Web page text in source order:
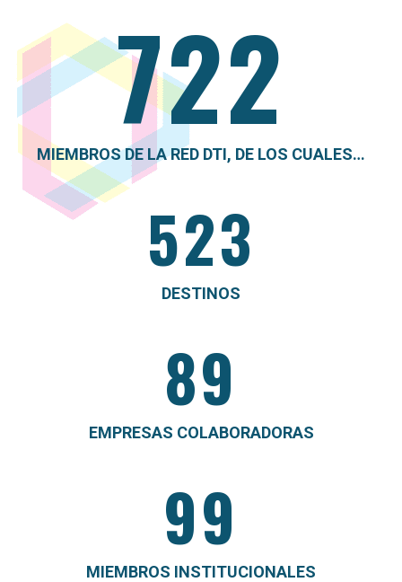
722
MIEMBROS DE LA RED DTI, DE LOS CUALES…
523
DESTINOS
89
EMPRESAS COLABORADORAS
99
MIEMBROS INSTITUCIONALES